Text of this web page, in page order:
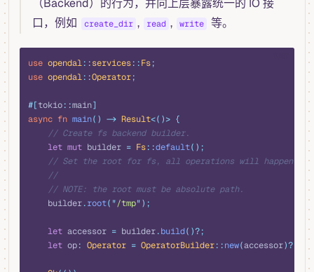
（Backend）的行为，并向上层暴露统一的 IO 接
口，例如
create_dir , read , write 等。
use opendal::services::Fs;
use opendal::Operator;
#[tokio::main]
async fn main() -> Result<()> {
    // Create fs backend builder.
    let
mut builder = Fs::default();
// Set the root for fs, all operations will happen
    //
    // NOTE: the root must be absolute path.
    builder
.root( "/tmp");
    let
accessor = builder.build()?;
    let
op: Operator = OperatorBuilder::new(accessor)?.